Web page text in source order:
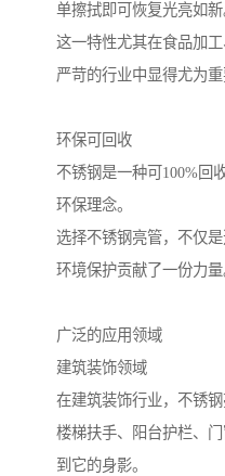
单擦拭即可恢复光亮如新
这一特性尤其在食品加
严苛的行业中显得尤为重
环保可回收
不锈钢是一种可100%回
环保理念。
选择不锈钢亮管，不仅
环境保护贡献了一份力量
广泛的应用领域
建筑装饰领域
在建筑装饰行业，不锈钢
楼梯扶手、阳台护栏、
到它的身影。